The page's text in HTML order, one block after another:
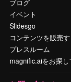
ブログ
イベント
Slidesgo
コンテンツを販売
プレスルーム
magnific.aiをお探し